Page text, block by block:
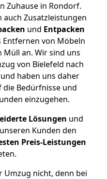
Zuhause in Rondorf.
Zusatzleistungen
und Entpacken
Entfernen von Möbeln
Müll an. Wir sind uns
von Bielefeld nach
haben uns daher
Bedürfnisse und
einzugehen.
Lösungen und
Kunden den
Preis-Leistungen
nicht, denn bei